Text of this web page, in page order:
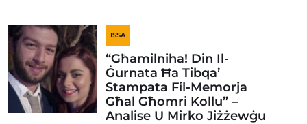
ISSA
“Għamilniha! Din Il-
Ġurnata Ħa Tibqa’
Stampata Fil-Memorja
Għal Għomri Kollu” –
Analise U Mirko Jiżżewġu